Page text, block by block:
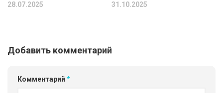
28.07.2025 31.10.2025
Добавить комментарий
Комментарий *